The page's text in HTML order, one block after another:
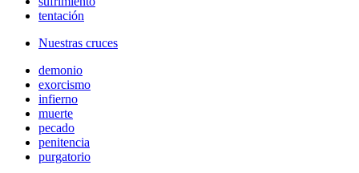
tentación
Nuestras cruces
demonio
exorcismo
infierno
muerte
pecado
penitencia
purgatorio